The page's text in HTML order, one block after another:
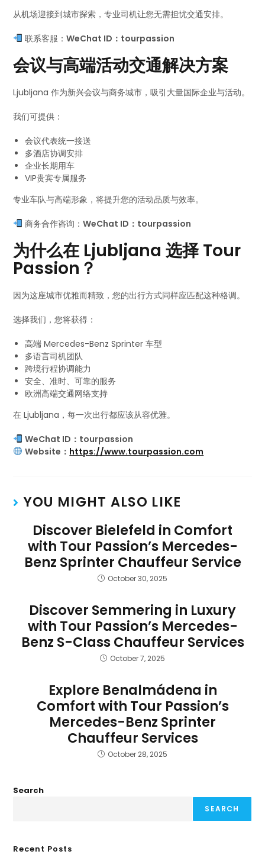
从机场迎接到城市探索，专业司机让您无需担忧交通安排。
联系客服：WeChat ID：tourpassion
会议与高端活动交通解决方案
Ljubljana 作为新兴会议与商务城市，吸引大量国际企业与活动。
我们可提供：
会议代表统一接送
多酒店协调安排
企业长期用车
VIP贵宾专属服务
专业车队与高端形象，将提升您的活动品质与效率。
商务合作咨询：WeChat ID：tourpassion
为什么在 Ljubljana 选择 Tour
Passion？
因为这座城市优雅而精致，您的出行方式同样应匹配这种格调。
选择我们，您将获得：
高端 Mercedes-Benz Sprinter 车型
多语言司机团队
跨境行程协调能力
安全、准时、可靠的服务
欧洲高端交通网络支持
在 Ljubljana，每一次出行都应该从容优雅。
WeChat ID：tourpassion
Website： https://www.tourpassion.com
YOU MIGHT ALSO LIKE
Discover Bielefeld in Comfort
with Tour Passion’s Mercedes-
Benz Sprinter Chauffeur Service
October 30, 2025
Discover Semmering in Luxury
with Tour Passion’s Mercedes-
Benz S-Class Chauffeur Services
October 7, 2025
Explore Benalmádena in
Comfort with Tour Passion’s
Mercedes-Benz Sprinter
Chauffeur Services
October 28, 2025
Search
SEARCH
Recent Posts